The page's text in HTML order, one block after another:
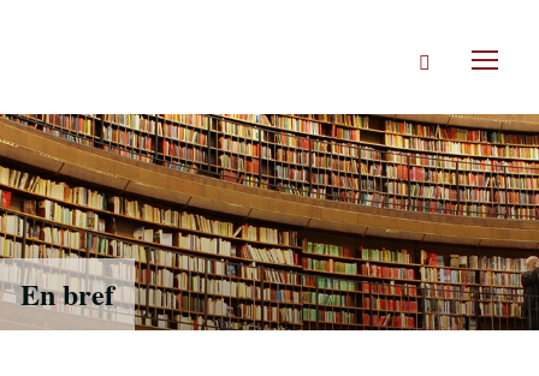
Rechercher
En bref